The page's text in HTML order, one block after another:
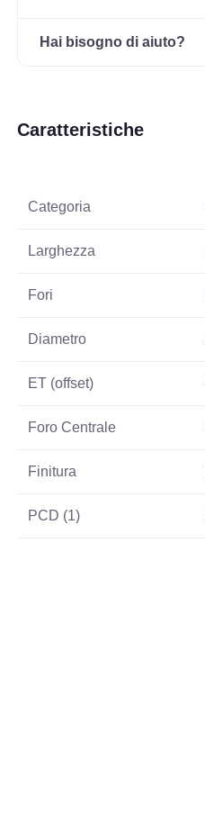
Hai bisogno di aiuto?
Caratteristiche
Categoria
Larghezza
Fori
Diametro
ET (offset)
Foro Centrale
Finitura
PCD (1)